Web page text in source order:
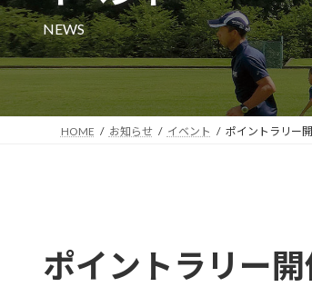
NEWS
HOME お知らせ イベント ポイントラリー
ポイントラリー